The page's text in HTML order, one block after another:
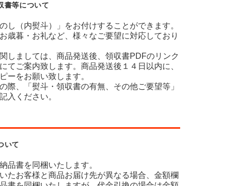
書等について
し（内熨斗）」をお付けすることができます。
歳暮・お礼など、様々なご要望に対応しており
しましては、商品発送後、領収書PDFのリンク
てご案内致します。商品発送後１４日以内に、
ーをお願い致します。
際、「熨斗・領収書の有無、その他ご要望等」
入ください。
いて
品書を同梱いたします。
たお客様と商品お届け先が異なる場合、金額欄